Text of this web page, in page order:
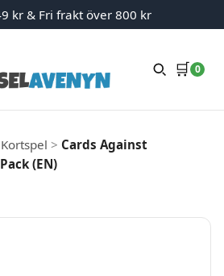
kr & Fri frakt över 800 kr
🛒 0
Kortspel > Cards Against
(EN)